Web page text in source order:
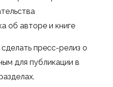
об авторе и книге
пресс-релиз о
для публикации в